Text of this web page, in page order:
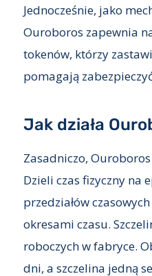
Jednocześnie, jako
Ouroboros zapewnia
tokenów, którzy
pomagają
Jak działa
Zasadniczo,
Dzieli czas fizyczny na
przedziałów
okresami czasu.
roboczych w fabryce.
dni, a szczelina jedną